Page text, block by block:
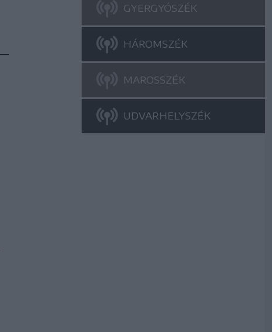
GYERGYÓSZÉK
HÁROMSZÉK
MAROSSZÉK
UDVARHELYSZÉK